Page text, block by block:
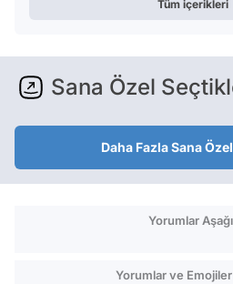
Tüm içerikleri
Sana Özel
Daha Fazla Sana
Yorumlar
Yorumlar ve Emojiler